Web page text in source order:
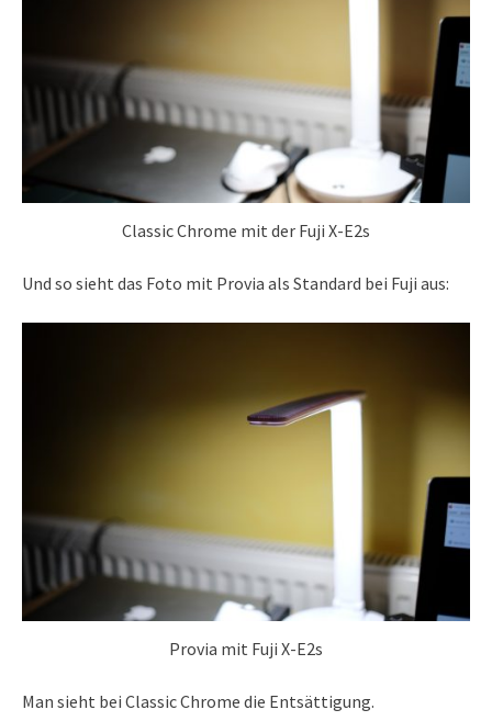
Classic Chrome mit der Fuji X-E2s
Und so sieht das Foto mit Provia als Standard bei Fuji aus:
Provia mit Fuji X-E2s
Man sieht bei Classic Chrome die Entsättigung.